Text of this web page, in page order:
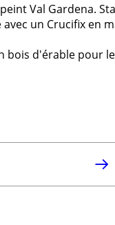
Val Gardena.
un Crucifix en
d'érable pour